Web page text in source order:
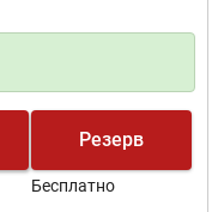
Резерв
Бесплатно